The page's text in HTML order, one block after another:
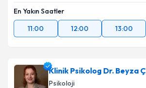
En Yakın Saatler
11:00
12:00 13:00
Klinik Psikolog Dr. Beyza
Psikoloji